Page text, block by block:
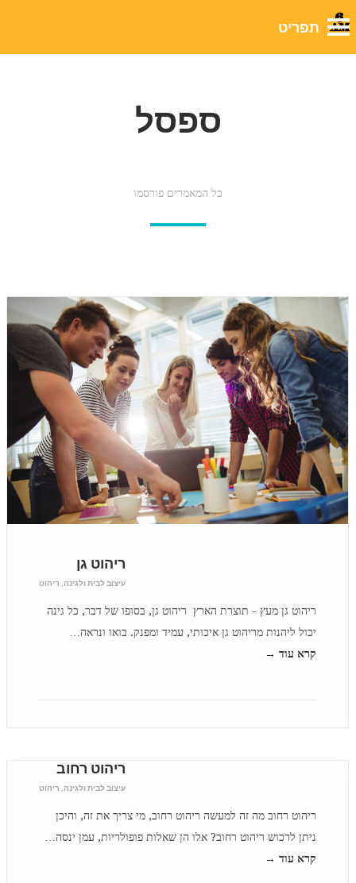
ספסל
כל המאמרים פורסמו
ריהוט גן
עיצוב לבית ולגינה, ריהוט
ריהוט גן מעץ - תוצרת הארץ ריהוט גן, בסופו של דבר, כל גינה
יכול ליהנות מריהוט גן איכותי, עמיד ומפנק. בואו ונראה…
קרא עוד →
ריהוט רחוב
עיצוב לבית ולגינה, ריהוט
ריהוט רחוב מה זה למעשה ריהוט רחוב, מי צריך את זה, והיכן
ניתן לרכוש ריהוט רחוב? אלו הן שאלות פופולריות, עמן ינסה…
קרא עוד →